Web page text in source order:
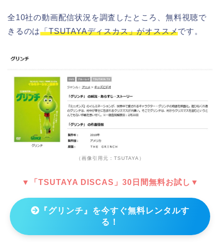
全10社の動画配信状況を調査したところ、無料視聴で
きるのは「TSUTAYAディスカス」がオススメです。
（画像引用元：TSUTAYA）
▼「TSUTAYA DISCAS」30日間無料お試し▼
『グリンチ』を今すぐ無料レンタルす
る！